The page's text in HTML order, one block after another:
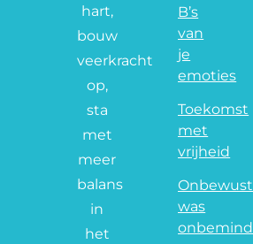
hart,
bouw
veerkracht
op,
sta
met
meer
balans
in
het
B’s
van
je
emoties
Toekomst
met
vrijheid
Onbewust
was
onbemind